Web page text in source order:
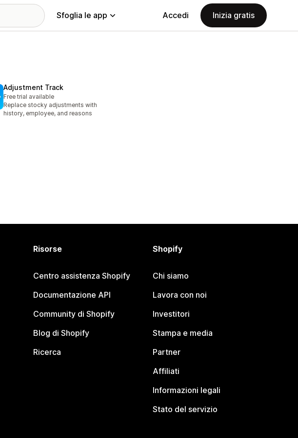
Sfoglia le app Accedi Inizia gratis
Adjustment Track
Free trial available
Replace stocky adjustments with
history, employee, and reasons
Risorse
Centro assistenza Shopify
Documentazione API
Community di Shopify
Blog di Shopify
Ricerca
Shopify
Chi siamo
Lavora con noi
Investitori
Stampa e media
Partner
Affiliati
Informazioni legali
Stato del servizio